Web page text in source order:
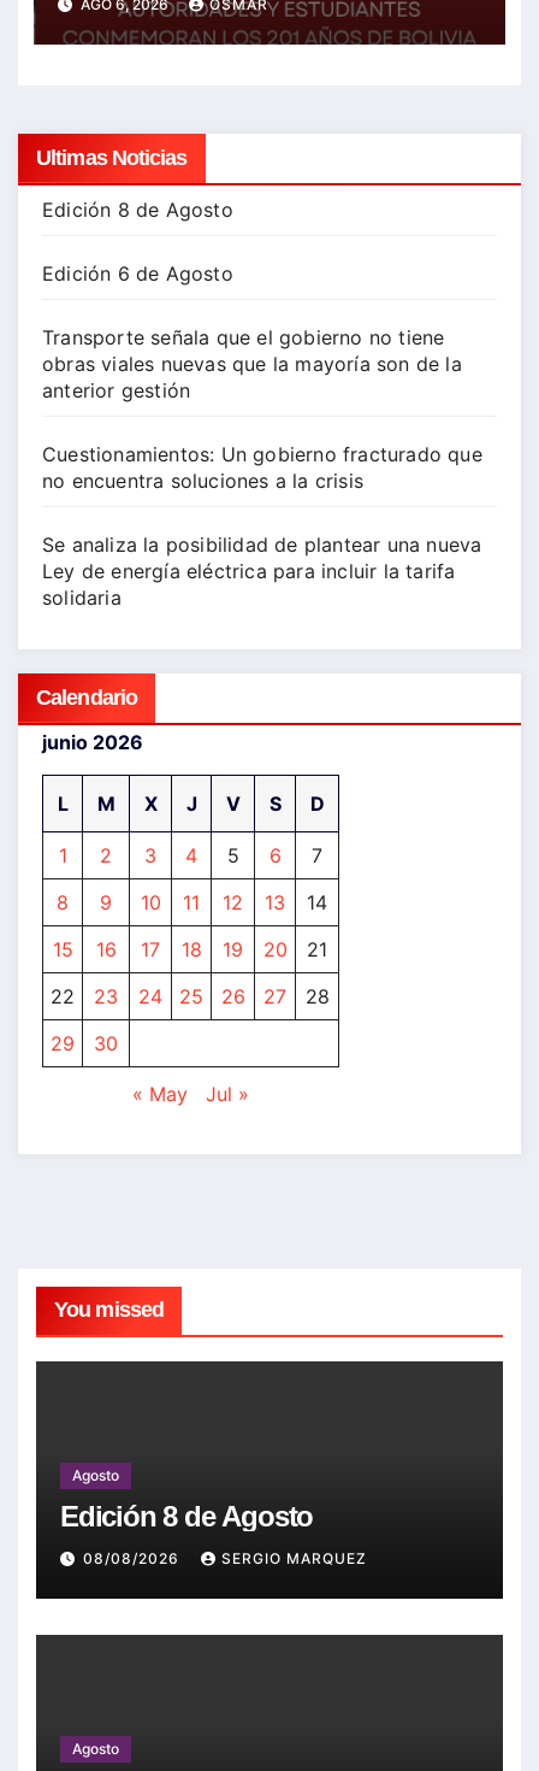
mejor futuro
AGO 6, 2026 OSMAR
Ultimas Noticias
Edición 8 de Agosto
Edición 6 de Agosto
Transporte señala que el gobierno no tiene
obras viales nuevas que la mayoría son de la
anterior gestión
Cuestionamientos: Un gobierno fracturado que
no encuentra soluciones a la crisis
Se analiza la posibilidad de plantear una nueva
Ley de energía eléctrica para incluir la tarifa
solidaria
Calendario
junio 2026
L M X J V S D
1 2 3 4 5 6
7
8
9 10 11 12 13
14
15
16 17 18 19 20
21
22
23 24 25 26 27
28
29
30
« May Jul »
You missed
Agosto
Edición 8 de Agosto
08/08/2026 SERGIO MARQUEZ
Agosto